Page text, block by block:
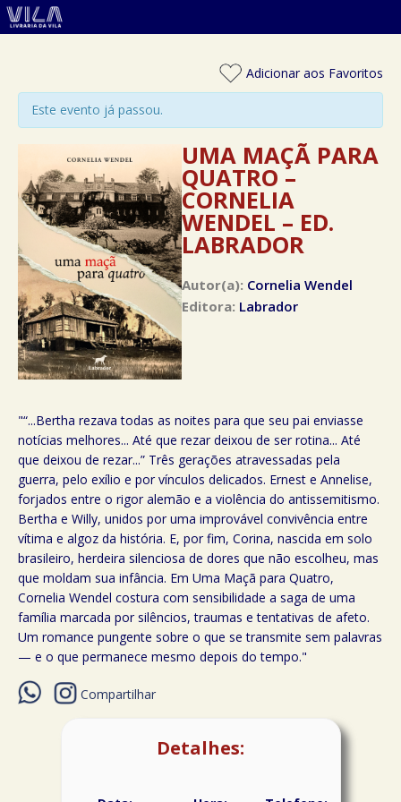
Adicionar aos Favoritos
Este evento já passou.
UMA MAÇÃ PARA
QUATRO –
CORNELIA
WENDEL – ED.
LABRADOR
Autor(a): Cornelia Wendel
Editora: Labrador
"“...Bertha rezava todas as noites para que seu pai enviasse
notícias melhores... Até que rezar deixou de ser rotina... Até
que deixou de rezar...” Três gerações atravessadas pela
guerra, pelo exílio e por vínculos delicados. Ernest e Annelise,
forjados entre o rigor alemão e a violência do antissemitismo.
Bertha e Willy, unidos por uma improvável convivência entre
vítima e algoz da história. E, por fim, Corina, nascida em solo
brasileiro, herdeira silenciosa de dores que não escolheu, mas
que moldam sua infância. Em Uma Maçã para Quatro,
Cornelia Wendel costura com sensibilidade a saga de uma
família marcada por silêncios, traumas e tentativas de afeto.
Um romance pungente sobre o que se transmite sem palavras
— e o que permanece mesmo depois do tempo."
Compartilhar
Detalhes: